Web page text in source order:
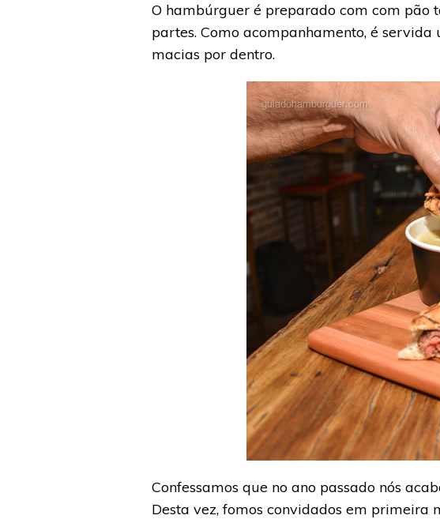
O hambúrguer é preparado com com pão
partes. Como acompanhamento, é
macias por dentro.
Confessamos que no ano passado nós
Desta vez, fomos convidados em